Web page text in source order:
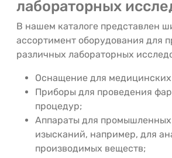
лабораторных
В нашем каталоге представлен
ассортимент оборудования для
различных лабораторных
Оснащение для
Приборы для проведения
процедур;
Аппараты для
изысканий, например, для
производимых веществ;